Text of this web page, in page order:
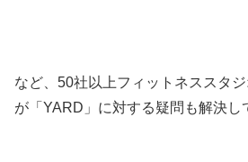
など、50社以上フィットネススタ
が「YARD」に対する疑問も解決し